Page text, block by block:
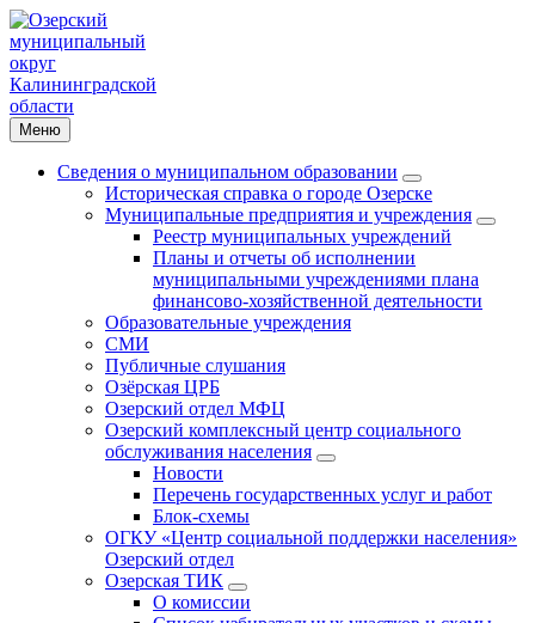
Меню
Сведения о муниципальном образовании
Историческая справка о городе Озерске
Муниципальные предприятия и учреждения
Реестр муниципальных учреждений
Планы и отчеты об исполнении
муниципальными учреждениями плана
финансово-хозяйственной деятельности
Образовательные учреждения
СМИ
Публичные слушания
Озёрская ЦРБ
Озерский отдел МФЦ
Озерский комплексный центр социального
обслуживания населения
Новости
Перечень государственных услуг и работ
Блок-схемы
ОГКУ «Центр социальной поддержки населения»
Озерский отдел
Озерская ТИК
О комиссии